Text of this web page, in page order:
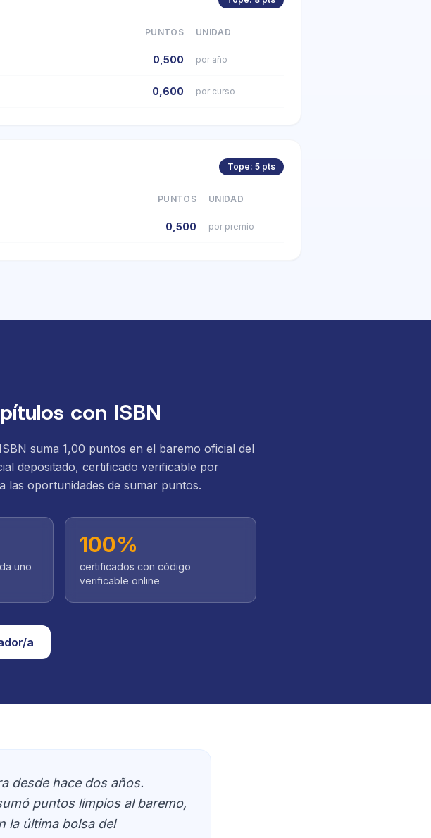
PUNTOS UNIDAD
0,500 por año
0,600 por curso
Tope: 5 pts
PUNTOS UNIDAD
0,500 por premio
con ISBN
suma 1,00 puntos en el baremo oficial del
depositado, certificado verificable por
las oportunidades de sumar puntos.
uno
100%
certificados con código
verificable online
a
desde hace dos años.
puntos limpios al baremo,
la última bolsa del